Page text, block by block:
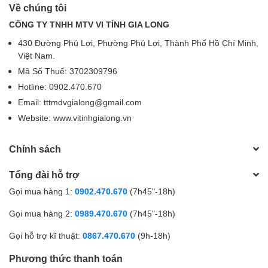
Về chúng tôi
CÔNG TY TNHH MTV VI TÍNH GIA LONG
430 Đường Phú Lợi, Phường Phú Lợi, Thành Phố Hồ Chí Minh,
Việt Nam.
Mã Số Thuế: 3702309796
Hotline: 0902.470.670
Email: tttmdvgialong@gmail.com
Website: www.vitinhgialong.vn
Chính sách
Tổng đài hỗ trợ
Gọi mua hàng 1: 0902.470.670 (7h45"-18h)
Gọi mua hàng 2: 0989.470.670 (7h45"-18h)
Gọi hỗ trợ kĩ thuật: 0867.470.670 (9h-18h)
Phương thức thanh toán